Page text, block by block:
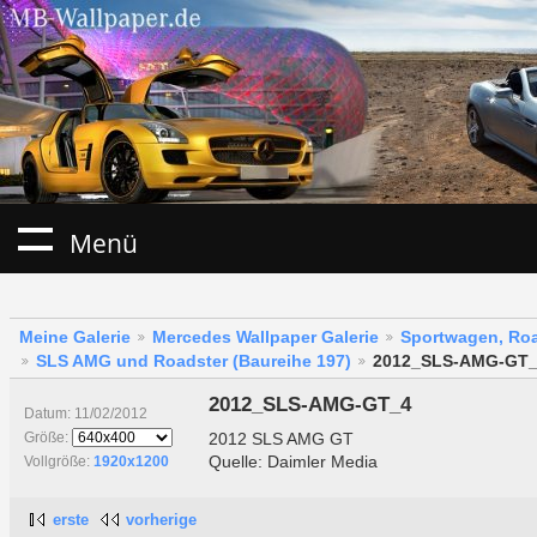
Menü
Meine Galerie Mercedes Wallpaper Galerie
Sportwagen,
SLS AMG und Roadster (Baureihe 197)
2012_SLS-AMG-
Datum: 11/02/2012
Größe:
Vollgröße: 1920x1200
2012_SLS-AMG-GT_4
2012 SLS AMG GT
Quelle: Daimler Media
erste vorherige